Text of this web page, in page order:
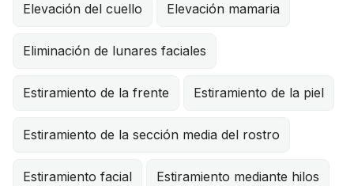
Elevación del cuello Elevación mamaria
Eliminación de lunares faciales
Estiramiento de la frente Estiramiento de la piel
Estiramiento de la sección media del rostro
Estiramiento facial Estiramiento mediante hilos